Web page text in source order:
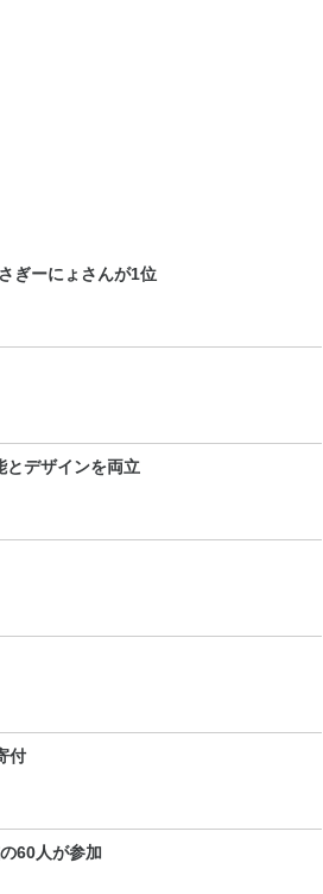
ぎーにょさんが1位
デザインを両立
付
60人が参加